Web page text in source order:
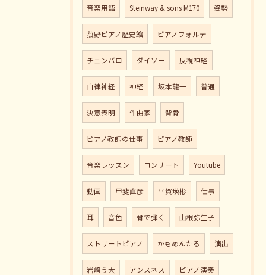
音楽用語 Steinway & sons M170 姿勢
菰野ピアノ歴史館 ピアノフォルテ
チェンバロ ダイソー 反視神経
自律神経 神経 坂本龍一 普通
決意表明 作曲家 背骨
ピアノ教師の仕事 ピアノ教師
音楽レッスン コンサート Youtube
動画 甲斐直彦 平賀瑛彬 仕事
耳 音色 骨で弾く 山根弥生子
ストリートピアノ かもめんたる 演出
岩崎う大 アンスネス ピアノ演奏